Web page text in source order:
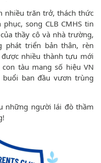
nhiều trăn trở, thách thức
song CLB CMHS tin
thầy cô và nhà trường,
phát triển bản thân, rèn
nhiều thành tựu mới
tàu mang số hiệu VN
ban đầu vươn trùng
những người lái đò thầm